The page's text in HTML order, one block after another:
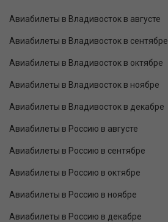
Авиабилеты в Владивосток в августе
Авиабилеты в Владивосток в сентябре
Авиабилеты в Владивосток в октябре
Авиабилеты в Владивосток в ноябре
Авиабилеты в Владивосток в декабре
Авиабилеты в Россию в августе
Авиабилеты в Россию в сентябре
Авиабилеты в Россию в октябре
Авиабилеты в Россию в ноябре
Авиабилеты в Россию в декабре